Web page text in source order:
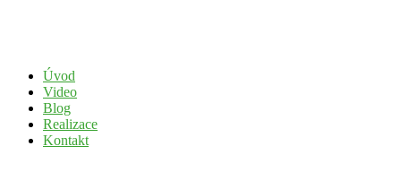
Úvod
Video
Blog
Realizace
Kontakt